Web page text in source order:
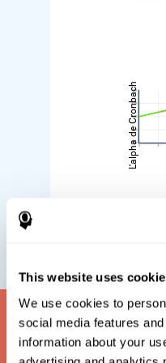
This website uses
We use cookies to
social media features
information about your
L'alpha de Cronbach
Qu'est-ce